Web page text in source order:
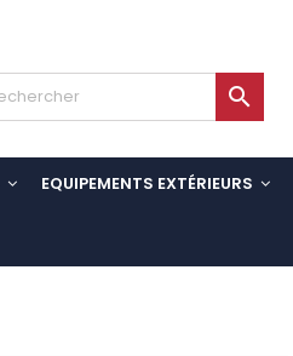

EQUIPEMENTS EXTÉRIEURS